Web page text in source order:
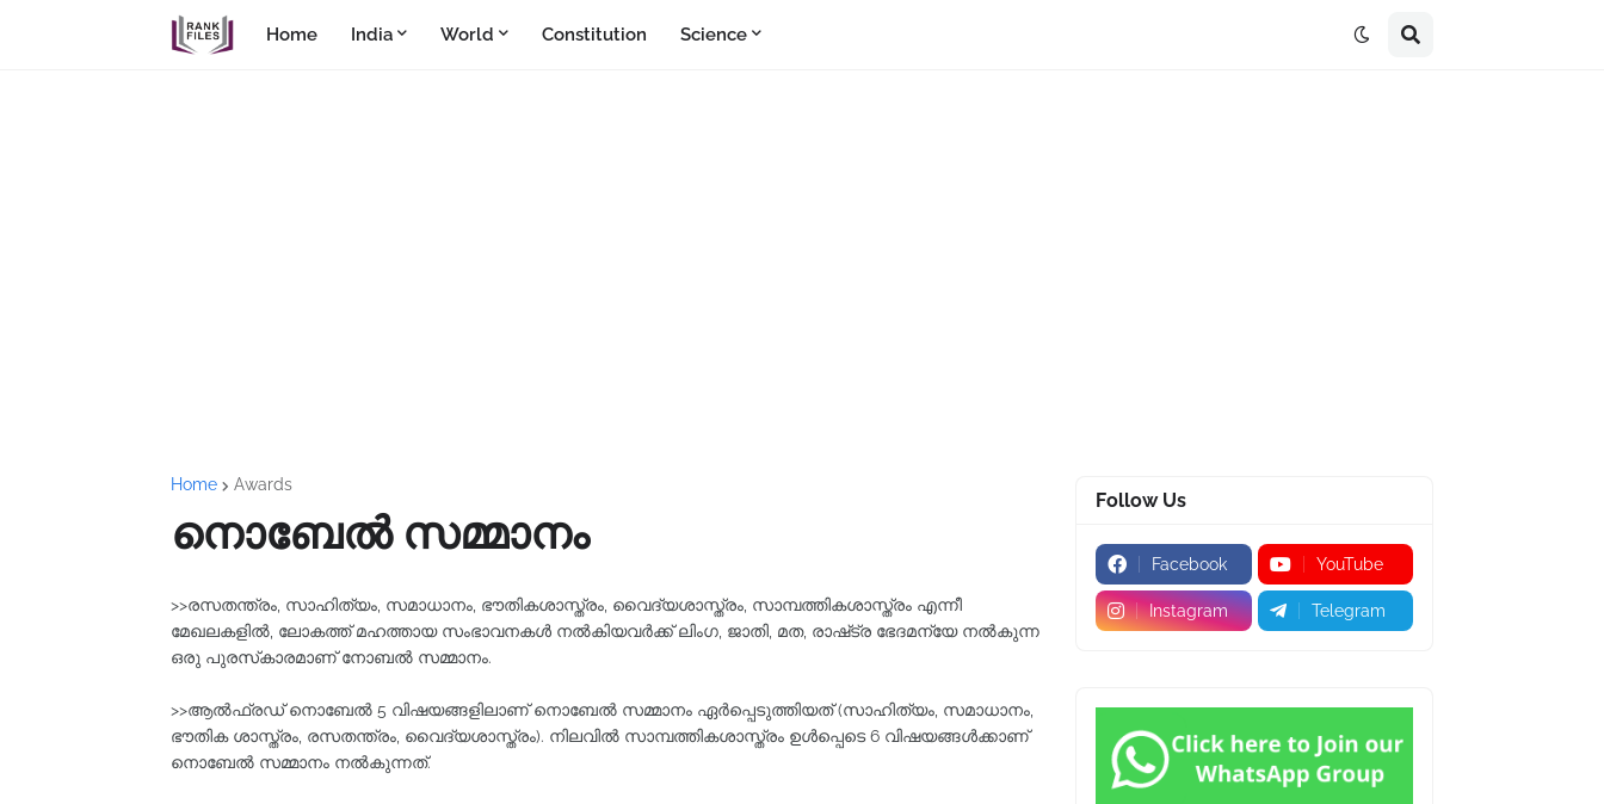
Home India World Constitution Science
Home Awards
നൊബേല്‍ സമ്മാനം
>>രസതന്ത്രം, സാഹിത്യം, സമാധാനം, ഭൗതികശാസ്ത്രം, വൈദ്യശാസ്ത്രം, സാമ്പത്തികശാസ്ത്രം എന്നീ
മേഖലകളിൽ, ലോകത്ത്‌ മഹത്തായ സംഭാവനകൾ നൽകിയവർക്ക്‌ ലിംഗ, ജാതി, മത, രാഷ്‌ട്ര ഭേദമന്യേ നൽകുന്ന
ഒരു പുരസ്‌കാരമാണ്‌ നോബൽ സമ്മാനം.
>>ആല്‍ഫ്രഡ്‌ നൊബേല്‍ 5 വിഷയങ്ങളിലാണ്‌ നൊബേല്‍ സമ്മാനം ഏര്‍പ്പെടുത്തിയത്‌ (സാഹിത്യം, സമാധാനം,
ഭൗതിക ശാസ്ത്രം, രസതന്ത്രം, വൈദ്യശാസ്ത്രം). നിലവില്‍ സാമ്പത്തികശാസ്ത്രം ഉള്‍പ്പെടെ 6 വിഷയങ്ങള്‍ക്കാണ്‌
നൊബേല്‍ സമ്മാനം നല്‍കുന്നത്‌.
Follow Us
Facebook YouTube
Instagram Telegram